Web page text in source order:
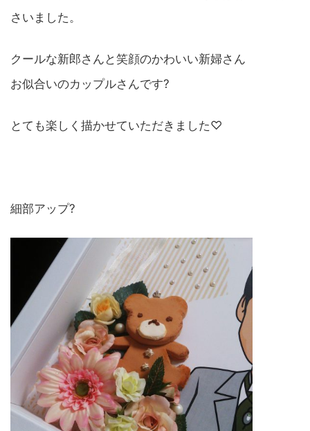
さいました。
クールな新郎さんと笑顔のかわいい新婦さん
お似合いのカップルさんです?
とても楽しく描かせていただきました♡
細部アップ?